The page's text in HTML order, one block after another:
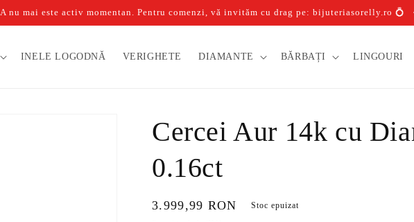
nu mai este activ momentan. Pentru comenzi, vă invităm cu drag pe: bijuteriasorelly.ro 💍
INELE LOGODNĂ VERIGHETE DIAMANTE BĂRBAȚI LINGOURI
Cercei Aur 14k cu
0.16ct
Preț
3.999,99 RON Stoc epuizat